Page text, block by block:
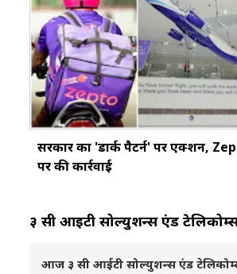
सरकार का 'डार्क पैटर्न' पर एक्शन,
पर की कार्रवाई
३ सी आईटी सोल्युशन्स एंड
आज ३ सी आईटी सोल्युशन्स एंड